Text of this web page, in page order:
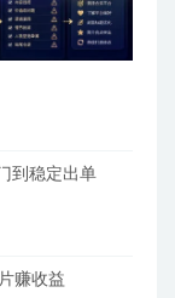
到稳定出单
赚收益